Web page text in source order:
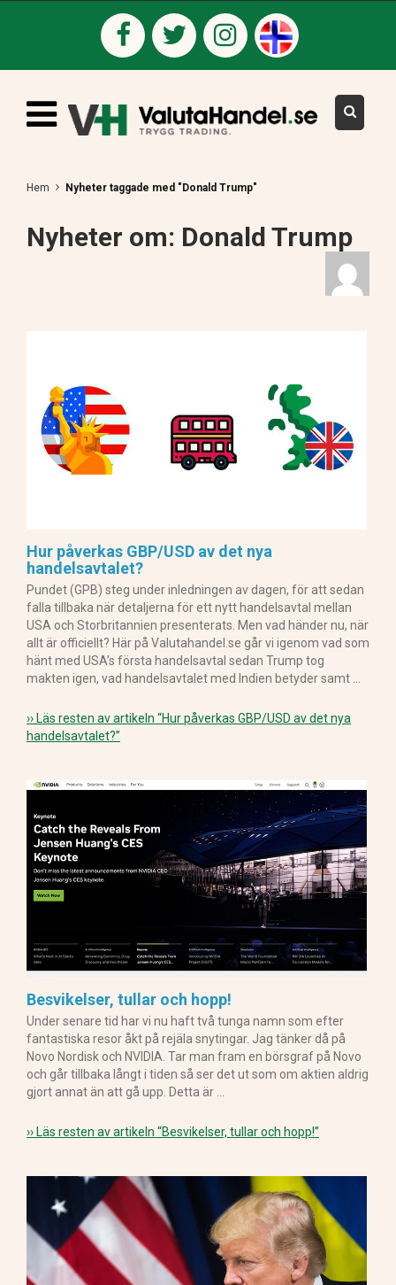
Hem Nyheter taggade med "Donald Trump"
Nyheter om: Donald Trump
Hur påverkas GBP/USD av det nya
handelsavtalet?
Pundet (GPB) steg under inledningen av dagen, för att sedan
falla tillbaka när detaljerna för ett nytt handelsavtal mellan
USA och Storbritannien presenterats. Men vad händer nu, när
allt är officiellt? Här på Valutahandel.se går vi igenom vad som
hänt med USA’s första handelsavtal sedan Trump tog
makten igen, vad handelsavtalet med Indien betyder samt …
›› Läs resten av artikeln “Hur påverkas GBP/USD av det nya
handelsavtalet?”
Besvikelser, tullar och hopp!
Under senare tid har vi nu haft två tunga namn som efter
fantastiska resor åkt på rejäla snytingar. Jag tänker då på
Novo Nordisk och NVIDIA. Tar man fram en börsgraf på Novo
och går tillbaka långt i tiden så ser det ut som om aktien aldrig
gjort annat än att gå upp. Detta är …
›› Läs resten av artikeln “Besvikelser, tullar och hopp!”